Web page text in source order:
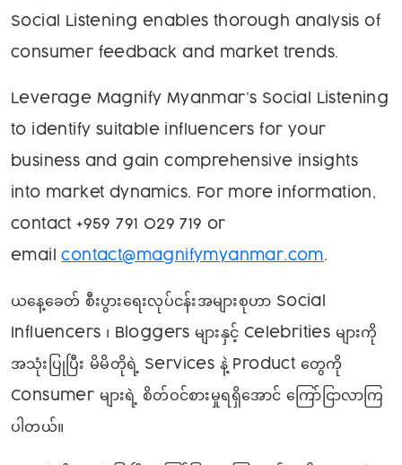
Social Listening enables thorough analysis of
consumer feedback and market trends.
Leverage Magnify Myanmar’s Social Listening
to identify suitable influencers for your
business and gain comprehensive insights
into market dynamics. For more information,
contact +959 791 029 719 or
emailcontact@magnifymyanmar.com.
ယနေ့ခေတ် စီးပွားရေးလုပ်ငန်းအများစုဟာ Social
Influencers ၊ Bloggers များနှင့် Celebrities များကို
အသုံးပြုပြီး မိမိတိုရဲ့ Services နဲ့ Product တွေကို
Consumer များရဲ့ စိတ်ဝင်စားမှုရရှိအောင် ကြော်ငြာလာကြ
ပါတယ်။